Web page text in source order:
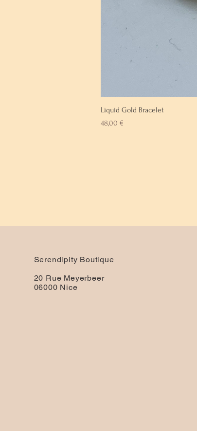
Liquid Gold Bracelet
Prix
48,00 €
Serendipity Boutique
20 Rue Meyerbeer
06000 Nice